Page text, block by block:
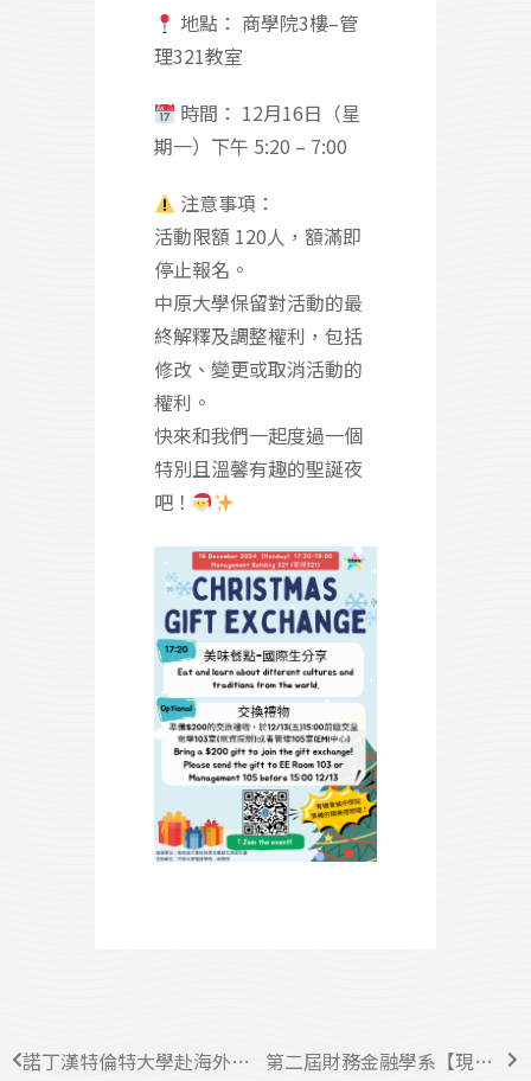
地點： 商學院3樓–管
理321教室
時間： 12月16日（星
期一）下午 5:20 – 7:00
注意事項：
活動限額 120人，額滿即
停止報名。
中原大學保留對活動的最
終解釋及調整權利，包括
修改、變更或取消活動的
權利。
快來和我們一起度過一個
特別且溫馨有趣的聖誕夜
吧！
諾丁漢特倫特大學赴海外線上說明會&實體面談會 第二屆財務金融學系【現金流大賽】開始報名啦！